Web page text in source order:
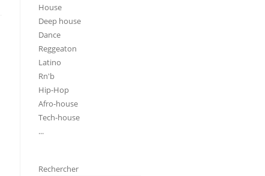
House
Deep house
Dance
Reggeaton
Latino
Rn'b
Hip-Hop
Afro-house
Tech-house
...
Rechercher